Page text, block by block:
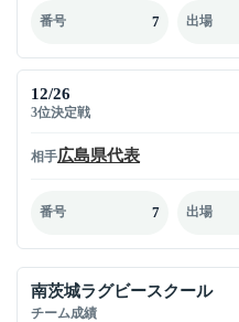
番号 7 出場
12/26
3位決定戦
相手広島県代表
番号 7 出場
南茨城ラグビースクール
チーム成績